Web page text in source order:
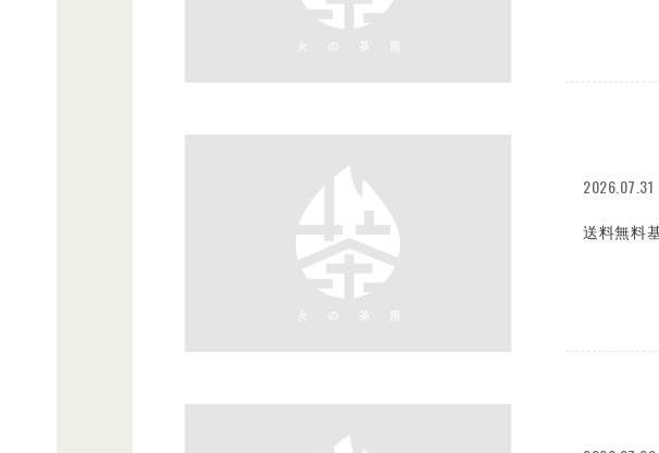
2026.07.31
送料無料